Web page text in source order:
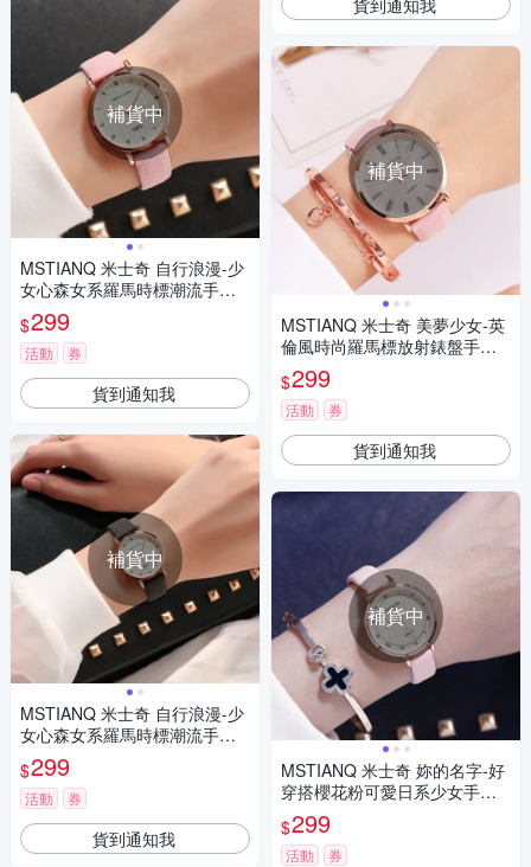
補貨中
MSTIANQ 米士奇 自行浪漫-少
女心森女系羅馬時標潮流手錶-
粉紅/30mm
$299
活動 券
貨到通知我
補貨中
MSTIANQ 米士奇 自行浪漫-少
女心森女系羅馬時標潮流手錶-
3色任選
$299
活動 券
貨到通知我
補貨中
MSTIANQ 米士奇 美夢少女-英
倫風時尚羅馬標放射錶盤手錶-
粉紅色/38mm
$299
活動 券
貨到通知我
補貨中
MSTIANQ 米士奇 妳的名字-好
穿搭櫻花粉可愛日系少女手錶-
粉紅/30mm
$299
活動 券